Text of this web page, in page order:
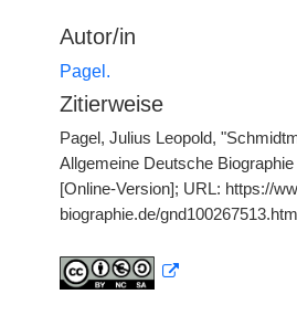
Autor/in
Pagel.
Zitierweise
Pagel, Julius Leopold,
Allgemeine Deutsche
[Online-Version]; URL: https://
biographie.de/